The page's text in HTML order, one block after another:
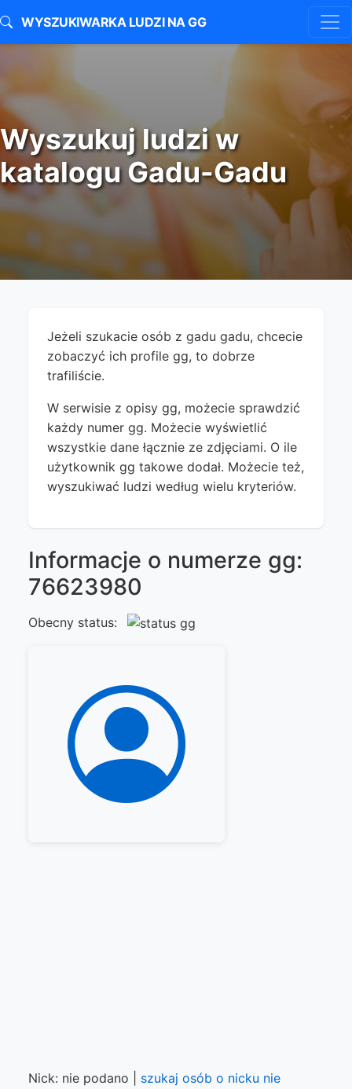
WYSZUKIWARKA LUDZI NA GG
Wyszukuj ludzi w
katalogu Gadu-Gadu
Jeżeli szukacie osób z gadu gadu, chcecie
zobaczyć ich profile gg, to dobrze
trafiliście.
W serwisie z opisy gg, możecie sprawdzić
każdy numer gg. Możecie wyświetlić
wszystkie dane łącznie ze zdjęciami. O ile
użytkownik gg takowe dodał. Możecie też,
wyszukiwać ludzi według wielu kryteriów.
Informacje o numerze gg:
76623980
Obecny status:
Nick: nie podano | szukaj osób o nicku nie